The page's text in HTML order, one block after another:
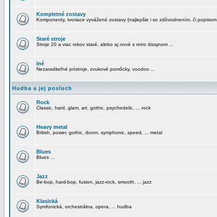
Kompletné zostavy
Komponenty, tvoriace vyvážené zostavy (najlepšie i so zdôvodnením, či
Staré stroje
Stroje 20 a viac rokov staré, alebo aj nové s retro dizajnom ...
Iné
Nezaraditeľné prístroje, zvukové pomôcky, voodoo ...
Hudba a jej posluch
Rock
Classic, hard, glam, art, gothic, psychedelic, ... rock
Heavy metal
British, power, gothic, doom, symphonic, speed, ... metal
Blues
Blues ...
Jazz
Be-bop, hard-bop, fusion, jazz-rock, smooth, ... jazz
Klasická
Symfonická, orchestrálna, opera, ... hudba